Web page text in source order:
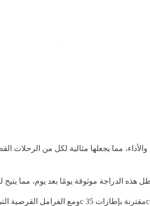
من السرعة، الراحة، والأداء، مما يجعلها مثالية لكل